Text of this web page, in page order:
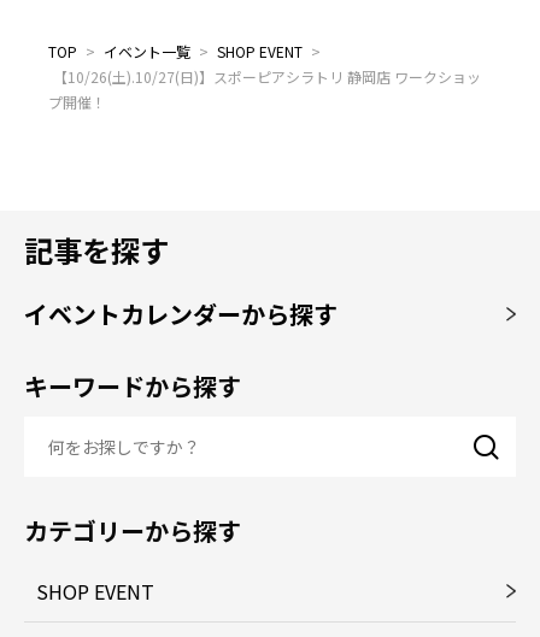
TOP > イベント一覧 > SHOP EVENT >
【10/26(土).10/27(日)】スポーピアシラトリ 静岡店 ワークショッ
プ開催！
記事を探す
イベントカレンダーから探す
キーワードから探す
カテゴリーから探す
SHOP EVENT